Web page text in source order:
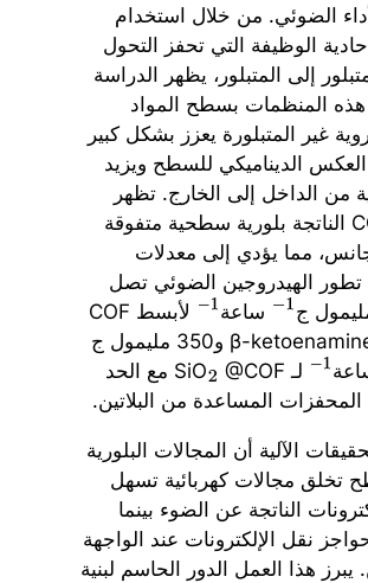
الضوئي. من خلال استخدام
الوظيفة التي تحفز التحول
إلى المتبلور، يظهر الدراسة
هذه المنظمات بسطح المواد
غير المتبلورة يعزز بشكل كبير
العكس الديناميكي للسطح ويزيد
من الداخل إلى الخارج. تظهر
كريات COF الناتجة بلورية سطحية متفوقة
مما يؤدي إلى معدلات
الهيدروجين الضوئي تصل
−1 ساعة −1
لأبسط COF
مرتبط بـ β-ketoenamine و350 مليمول ج
−1 لـ SiO 2
@COF مع الحد
المساعدة من البلاتين.
الآلية أن المجالات البلورية
تخلق مجالات كهربائية تسهل
الناتجة عن الضوء بينما
نقل الإلكترونات عند الواجهة
يبرز هذا العمل الدور الحاسم لبنية